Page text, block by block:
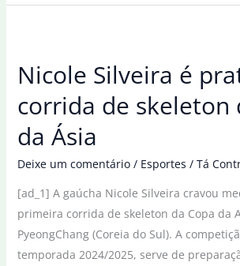
Silveira
da
da
Ásia
skeleton
Nicole Silveira é
corrida de skeleton
da Ásia
Deixe um comentário / Esportes / Tá
[ad_1] A gaúcha Nicole Silveira cravou
primeira corrida de skeleton da Copa da
PyeongChang (Coreia do Sul). A
temporada 2024/2025, serve de